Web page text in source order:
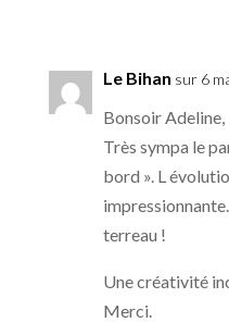
Le Bihan sur 6
Bonsoir Adeline,
Très sympa le
bord ». L
terreau !
Une créativité
Merci.